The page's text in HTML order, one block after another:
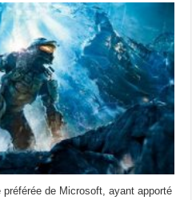
de Microsoft, ayant apporté